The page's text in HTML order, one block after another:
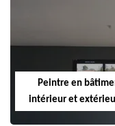
Peintre en
intérieur et